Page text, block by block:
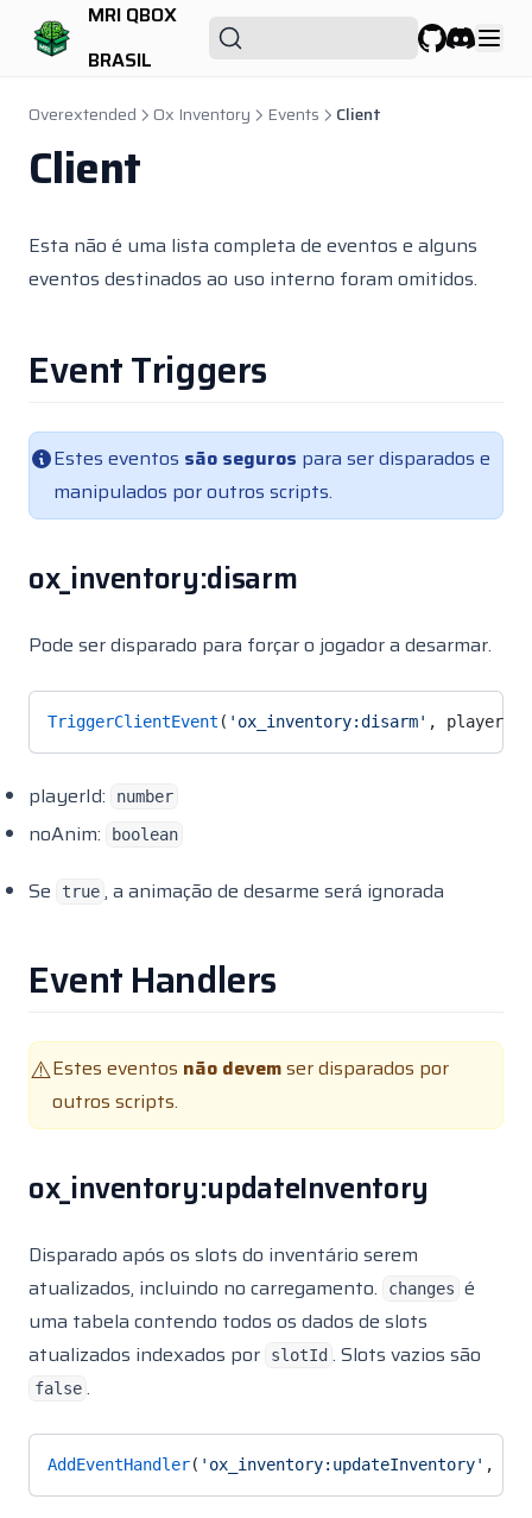
MRI QBOX
BRASIL
PS MDT
PS Realtor
Qbx Bankrobbery
Qbx Cityhall
Qbx Customs
Qbx Density
Qbx Fireworks
Qbx Houserobbery
Qbx Idcard
Qbx Interior
Qbx Lockpick
Qbx Management
Qbx NPWD
Qbx Pawnshop
Qbx Photomode
Qbx Properties
Qbx Seatbelt
Qbx Spawn
Qbx Towjob
Qbx Vehiclefailure
Qbx Vehiclesales
Qbx Vehicleshop
Randol Cargo
Randol Carheist
Randol Cityworker
Randol Combatlog
Overextended Ox Inventory Events Client
Client
Esta não é uma lista completa de eventos e alguns
eventos destinados ao uso interno foram omitidos.
Event Triggers
Estes eventos são seguros para ser disparados e
manipulados por outros scripts.
ox_inventory:disarm
Pode ser disparado para forçar o jogador a desarmar.
TriggerClientEvent ( 'ox_inventory:disarm' , playerId,
playerId: number
noAnim: boolean
Se true , a animação de desarme será ignorada
Event Handlers
⚠️Estes eventos não devemser disparados por
outros scripts.
ox_inventory:updateInventory
Disparado após os slots do inventário serem
atualizados, incluindo no carregamento.
changes é
uma tabela contendo todos os dados de slots
atualizados indexados por
slotId . Slots vazios são
false .
AddEventHandler( 'ox_inventory:updateInventory' ,